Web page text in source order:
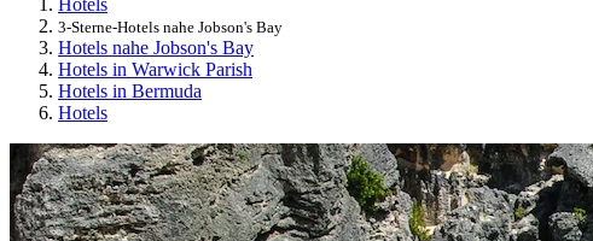
3-Sterne-Hotels nahe Jobson's Bay
Hotels nahe Jobson's Bay
Hotels in Warwick Parish
Hotels in Bermuda
Hotels